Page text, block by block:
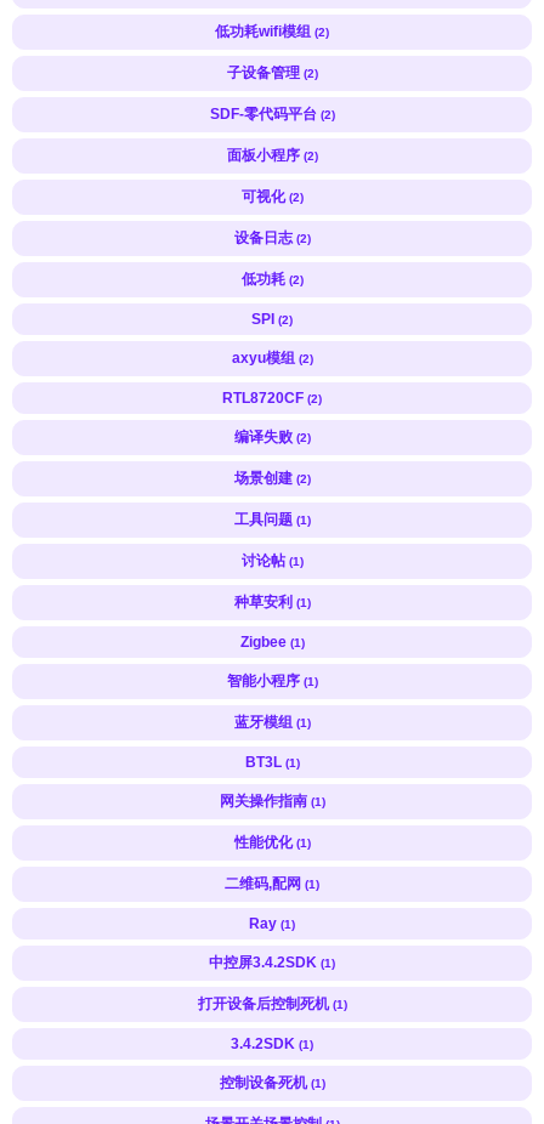
低功耗wifi模组 (2)
子设备管理 (2)
SDF-零代码平台 (2)
面板小程序 (2)
可视化 (2)
设备日志 (2)
低功耗 (2)
SPI (2)
axyu模组 (2)
RTL8720CF (2)
编译失败 (2)
场景创建 (2)
工具问题 (1)
讨论帖 (1)
种草安利 (1)
Zigbee (1)
智能小程序 (1)
蓝牙模组 (1)
BT3L (1)
网关操作指南 (1)
性能优化 (1)
二维码,配网 (1)
Ray (1)
中控屏3.4.2SDK (1)
打开设备后控制死机 (1)
3.4.2SDK (1)
控制设备死机 (1)